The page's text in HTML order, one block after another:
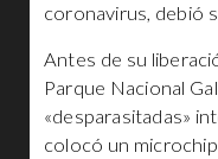
coronavirus, debió
Antes de su
Parque Nacional
«desparasitadas»
colocó un